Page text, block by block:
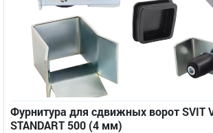
Фурнитура для сдвижных ворот SVIT
STANDART 500 (4 мм)